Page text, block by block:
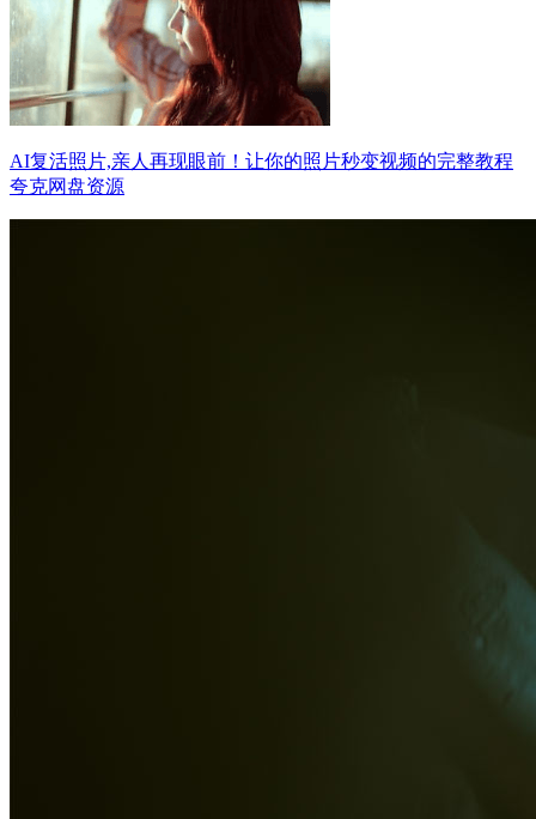
AI复活照片,亲人再现眼前！让你的照片秒变视频的完整教程
夸克网盘资源